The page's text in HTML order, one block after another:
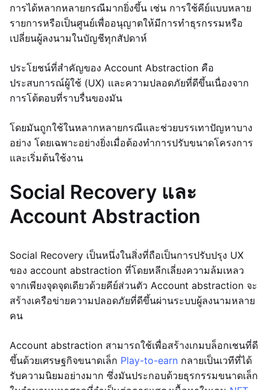
การได้หลากหลายกรณีมากยิ่งขึ้น เช่น การใช้คีย์แบบหลาย
รายการหรือเป็นศูนย์เพื่ออนุญาตให้มีการทำธุรกรรมหรือ
เปลี่ยนผู้ลงนามในบัญชีทุกสัปดาห์
ประโยชน์ที่สำคัญของ Account Abstraction คือ
ประสบการณ์ผู้ใช้ (UX) และความปลอดภัยที่ดีขึ้นเนื่องจาก
การโต้ตอบที่ราบรื่นของมัน
โดยมันถูกใช้ในหลากหลายกรณีและช่วยบรรเทาปัญหาบาง
อย่าง โดยเฉพาะอย่างยิ่งเมื่อต้องทำการปรับขนาดโครงการ
และเริ่มต้นใช้งาน
Social Recovery และ
Account Abstraction
Social Recovery เป็นหนึ่งในสิ่งที่ถือเป็นการปรับปรุง UX
ของ account abstraction ที่โดยหลีกเลี่ยงความล้มเหลว
จากเพียงจุดจุดเดียวด้วยคีย์ส่วนตัว Account abstraction จะ
สร้างเครือข่ายความปลอดภัยที่ดีขึ้นผ่านระบบผู้ลงนามหลาย
คน
Account abstraction สามารถใช้เพื่อสร้างเกมบล็อกเชนที่ดี
ขึ้นด้วยเศรษฐกิจขนาดเล็ก Play-to-earn กลายเป็นเวทีที่ได้
รับความนิยมอย่างมาก ซึ่งมันประกอบด้วยธุรกรรมขนาดเล็ก